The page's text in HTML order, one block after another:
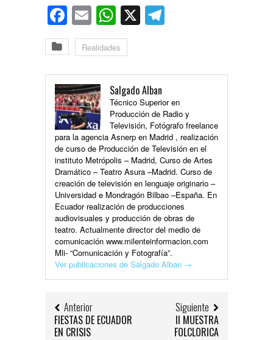
Facebook
EmailWhatsApp
X
Realidades
Salgado Alban
Técnico Superior en
Producción de Radio y
Televisión, Fotógrafo freelance
para la agencia Asnerp en Madrid , realización
de curso de Producción de Televisión en el
instituto Metrópolis – Madrid, Curso de Artes
Dramático – Teatro Asura –Madrid. Curso de
creación de televisión en lenguaje originario –
Universidad e Mondragón Bilbao –España. En
Ecuador realización de producciones
audiovisuales y producción de obras de
teatro. Actualmente director del medio de
comunicación www.milenteinformacion.com
Mli- “Comunicación y Fotografía”.
Ver publicaciones de Salgado Alban →
Anterior
FIESTAS DE ECUADOR
EN CRISIS
Siguiente
II MUESTRA
FOLCLORICA